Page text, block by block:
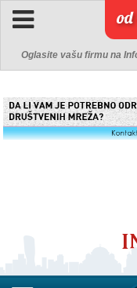
Oglasite vašu firmu na